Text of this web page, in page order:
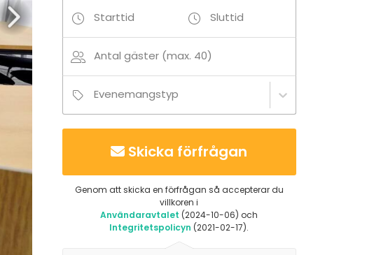
Starttid Sluttid
Antal gäster (max. 40)
Evenemangstyp
Skicka förfrågan
Genom att skicka en förfrågan så accepterar du
villkoren i
Användaravtalet (2024-10-06) och
Integritetspolicyn (2021-02-17).